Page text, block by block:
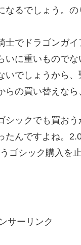
るでしょう。
でドラゴンガ
に重いもので
でしょうから
の買い替えなら
ックでも買お
んですよね。
ゴシック購入を
サーリンク